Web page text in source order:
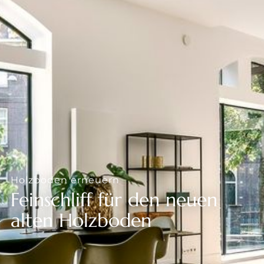
--
Holzboden erneuern
Feinschliff für den neuen
alten Holzboden